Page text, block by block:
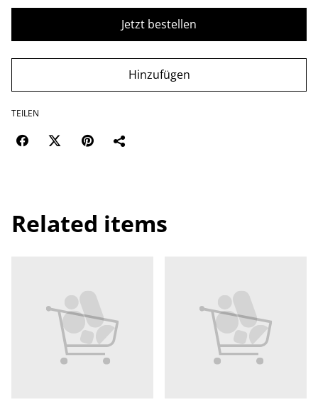
Jetzt bestellen
Hinzufügen
TEILEN
Related items